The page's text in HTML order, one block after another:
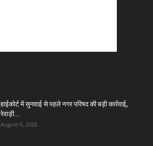
हाईकोर्ट में सुनवाई से पहले नगर परिषद की बड़ी कार्रवाई,
रेवाड़ी...
August 6, 2026